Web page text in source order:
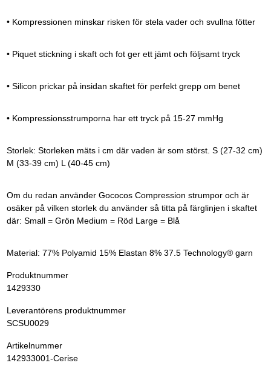
• Kompressionen minskar risken för stela vader och svullna fötter
• Piquet stickning i skaft och fot ger ett jämt och följsamt tryck
• Silicon prickar på insidan skaftet för perfekt grepp om benet
• Kompressionsstrumporna har ett tryck på 15-27 mmHg
Storlek: Storleken mäts i cm där vaden är som störst. S (27-32 cm)
M (33-39 cm) L (40-45 cm)
Om du redan använder Gococos Compression strumpor och är
osäker på vilken storlek du använder så titta på färglinjen i skaftet
där: Small = Grön Medium = Röd Large = Blå
Material: 77% Polyamid 15% Elastan 8% 37.5 Technology® garn
Produktnummer
1429330
Leverantörens produktnummer
SCSU0029
Artikelnummer
142933001-Cerise